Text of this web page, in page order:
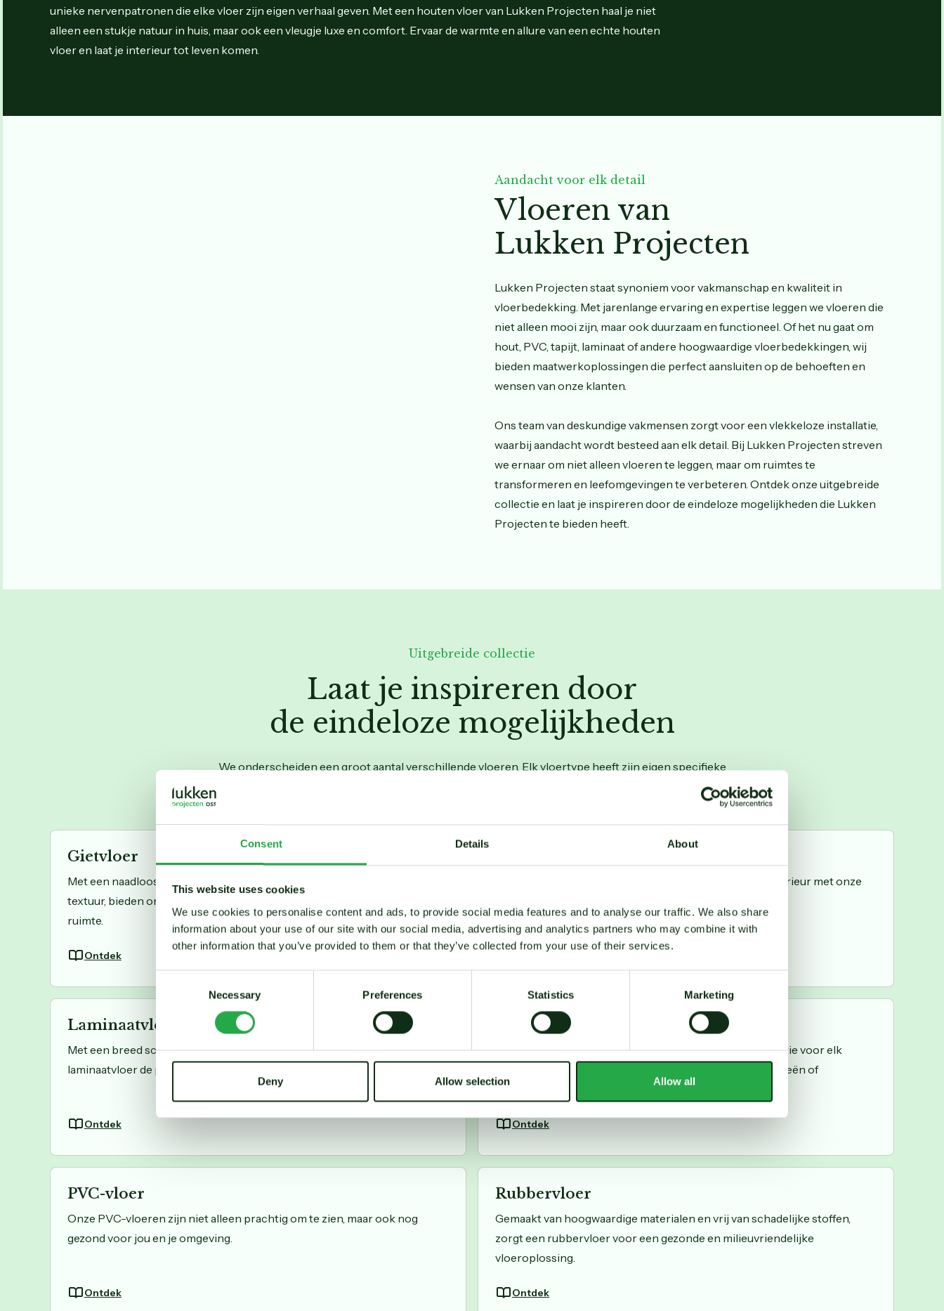
Consent Details About
This website uses cookies
We use cookies to personalise content and ads, to provide social media features and to analyse our traffic. We also share
information about your use of our site with our social media, advertising and analytics partners who may combine it with
other information that you’ve provided to them or that they’ve collected from your use of their services.
Necessary Preferences Statistics Marketing
Deny Allow selection Allow all
unieke nervenpatronen die elke vloer zijn eigen verhaal geven. Met een houten vloer van Lukken Projecten haal je niet
alleen een stukje natuur in huis, maar ook een vleugje luxe en comfort. Ervaar de warmte en allure van een echte houten
vloer en laat je interieur tot leven komen.
Aandacht voor elk detail
Vloeren van
Lukken Projecten
Lukken Projecten staat synoniem voor vakmanschap en kwaliteit in
vloerbedekking. Met jarenlange ervaring en expertise leggen we vloeren die
niet alleen mooi zijn, maar ook duurzaam en functioneel. Of het nu gaat om
hout, PVC, tapijt, laminaat of andere hoogwaardige vloerbedekkingen, wij
bieden maatwerkoplossingen die perfect aansluiten op de behoeften en
wensen van onze klanten.
Ons team van deskundige vakmensen zorgt voor een vlekkeloze installatie,
waarbij aandacht wordt besteed aan elk detail. Bij Lukken Projecten streven
we ernaar om niet alleen vloeren te leggen, maar om ruimtes te
transformeren en leefomgevingen te verbeteren. Ontdek onze uitgebreide
collectie en laat je inspireren door de eindeloze mogelijkheden die Lukken
Projecten te bieden heeft.
Uitgebreide collectie
Laat je inspireren door
de eindeloze mogelijkheden
We onderscheiden een groot aantal verschillende vloeren. Elk vloertype heeft zijn eigen specifieke
Gietvloer
Met een naadloos ontwerp en eindeloze mogelijkheden in kleur en
textuur, bieden onze gietvloeren een strakke en eigentijdse look voor elke
ruimte.
Ontdek
Laat de natuurlijke schoonheid van hout stralen in je interieur met onze
Ontdek
Laminaatvloer
Met een breed scala aan ontwerpen, texturen en kleuren, biedt een
laminaatvloer de perfecte oplossing voor elke ruimte in huis.
Ontdek
Marmoleumvloer
Een marmoleumvloer vormt een gezonde en stijlvolle optie voor elk
interieur. Marmoleum is is ideaal voor mensen met allergieën of
gevoeligheden
Ontdek
PVC-vloer
Onze PVC-vloeren zijn niet alleen prachtig om te zien, maar ook nog
gezond voor jou en je omgeving.
Ontdek
Rubbervloer
Gemaakt van hoogwaardige materialen en vrij van schadelijke stoffen,
zorgt een rubbervloer voor een gezonde en milieuvriendelijke
vloeroplossing.
Ontdek